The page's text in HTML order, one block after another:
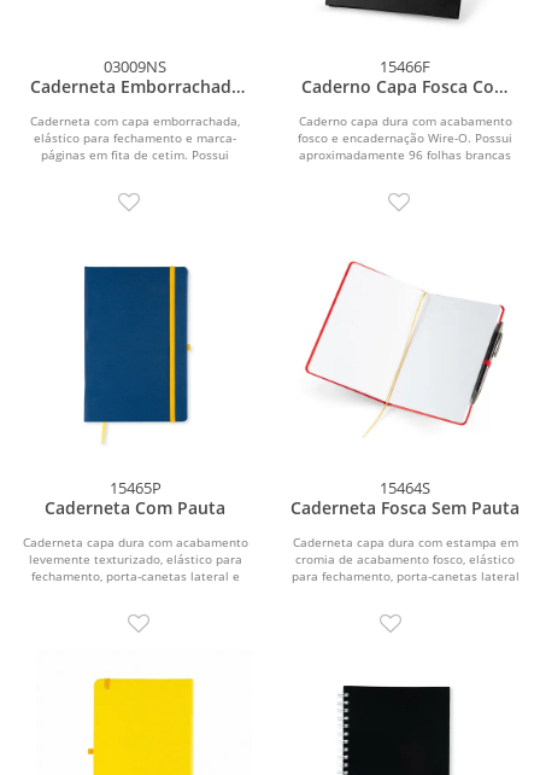
03009NS
Caderneta Emborrachada
Caderneta com capa emborrachada,
elástico para fechamento e marca-
páginas em fita de cetim. Possui
15466F
Caderno Capa Fosca Com
Caderno capa dura com acabamento
fosco e encadernação Wire-O. Possui
aproximadamente 96 folhas brancas
15465P
Caderneta Com Pauta
Caderneta capa dura com acabamento
levemente texturizado, elástico para
fechamento, porta-canetas lateral e
15464S
Caderneta Fosca Sem Pauta
Caderneta capa dura com estampa em
cromia de acabamento fosco, elástico
para fechamento, porta-canetas lateral